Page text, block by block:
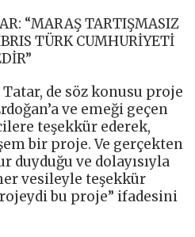
“MARAŞ TARTIŞMASIZ
TÜRK CUMHURİYETİ
Tatar, de söz konusu proje
ve emeği geçen
teşekkür ederek,
bir proje. Ve gerçekten
duyduğu ve dolayısıyla
vesileyle teşekkür
bu proje” ifadesini